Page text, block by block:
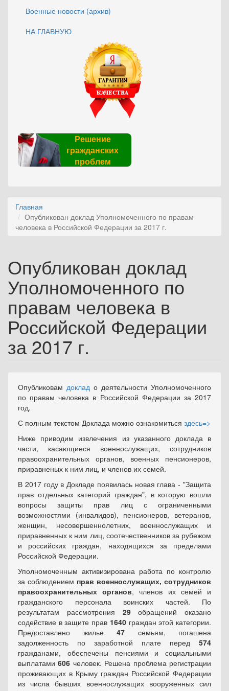
Военные новости (архив)
НА ГЛАВНУЮ
Решение
гражданских
проблем
Главная
Опубликован доклад Уполномоченного по правам
человека в Российской Федерации за 2017 г.
Опубликован доклад
Уполномоченного по
правам человека в
Российской Федерации
за 2017 г.
Опубликовам доклад о деятельности Уполномоченного
по правам человека в Российской Федерации за 2017
год.
С полным текстом Доклада можно ознакомиться здесь=>
Ниже приводим извлечения из указанного доклада в
части, касающиеся военнослужащих, сотрудников
правоохранительных органов, военных пенсионеров,
приравненых к ним лиц, и членов их семей.
В 2017 году в Докладе появилась новая глава - "Защита
прав отдельных категорий граждан", в которую вошли
вопросы защиты прав лиц с ограниченными
возможностями (инвалидов), пенсионеров, ветеранов,
женщин, несовершеннолетних, военнослужащих и
приравненных к ним лиц, соотечественников за рубежом
и российских граждан, находящихся за пределами
Российской Федерации.
Уполномоченным активизирована работа по контролю
за соблюдением прав военнослужащих, сотрудников
правоохранительных органов, членов их семей и
гражданского персонала воинских частей. По
результатам рассмотрения 29обращений оказано
содействие в защите прав 1640граждан этой категории.
Предоставлено жилье 47 семьям, погашена
задолженность по заработной плате перед 574
гражданами, обеспечены пенсиями и социальными
выплатами606 человек. Решена проблема регистрации
проживающих в Крыму граждан Российской Федерации
из числа бывших военнослужащих вооруженных сил